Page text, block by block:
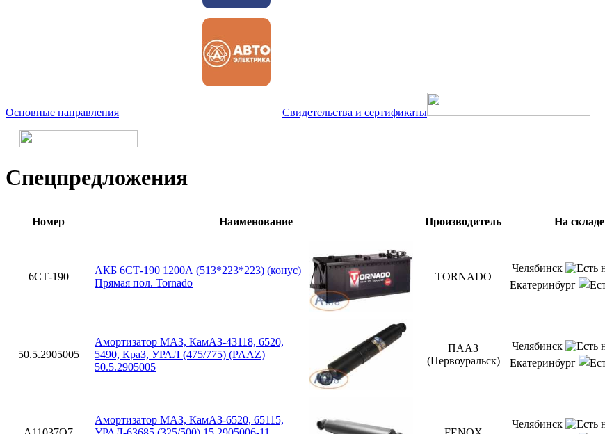
Основные направления Свидетельства и сертификаты
Спецпредложения
Номер Наименование Производитель На складе
6СТ-190
АКБ 6СТ-190 1200А (513*223*223) (конус)
Прямая пол. Tornado
TORNADO
Челябинск
Екатеринбург
50.5.2905005
Амортизатор МАЗ, КамАЗ-43118, 6520,
5490, КраЗ, УРАЛ (475/775) (PAAZ)
50.5.2905005
ПААЗ
(Первоуральск)
Челябинск
Екатеринбург
Амортизатор МАЗ, КамАЗ-6520, 65115,
Челябинск